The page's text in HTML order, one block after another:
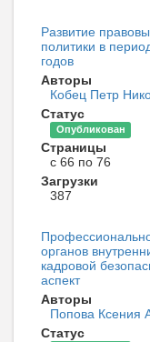
Развитие
политики в
годов
Авторы
Кобец Петр
Статус
Опубликован
Страницы
с 66 по 76
Загрузки
387
органов
кадровой
аспект
Авторы
Попова Ксения
Статус